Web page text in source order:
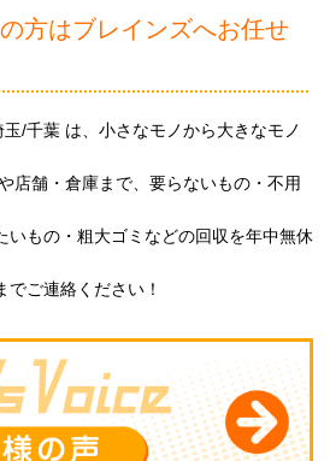
方はブレインズへお任せ
/千葉 は、小さなモノから大きなモノ
店舗・倉庫まで、要らないもの・不用
いもの・粗大ゴミなどの回収を年中無休
ご連絡ください！